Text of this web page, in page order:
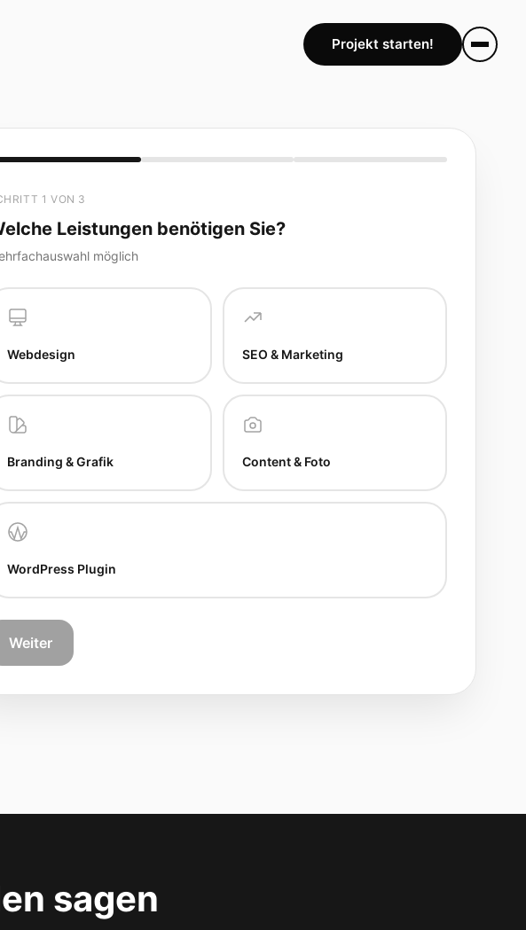
Projekt starten!
1 VON 3
Leistungen benötigen Sie?
möglich
Webdesign SEO & Marketing
Branding & Grafik Content & Foto
WordPress Plugin
Weiter
sagen